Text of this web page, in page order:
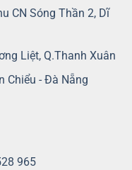
CN Sóng Thần 2, Dĩ
Liệt, Q.Thanh Xuân
Chiểu - Đà Nẵng
965